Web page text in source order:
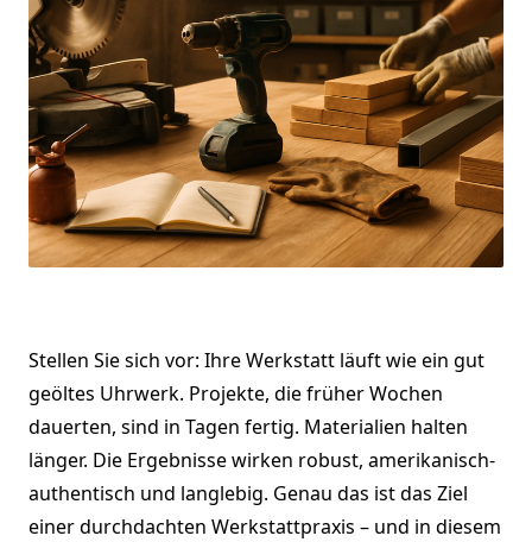
Stellen Sie sich vor: Ihre Werkstatt läuft wie ein gut
geöltes Uhrwerk. Projekte, die früher Wochen
dauerten, sind in Tagen fertig. Materialien halten
länger. Die Ergebnisse wirken robust, amerikanisch-
authentisch und langlebig. Genau das ist das Ziel
einer durchdachten Werkstattpraxis – und in diesem